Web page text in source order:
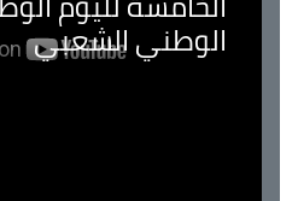
الوطني الشعبي